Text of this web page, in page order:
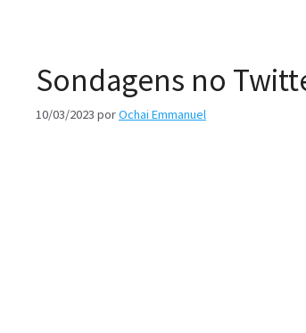
Sondagens no
10/03/2023 porOchai Emmanuel